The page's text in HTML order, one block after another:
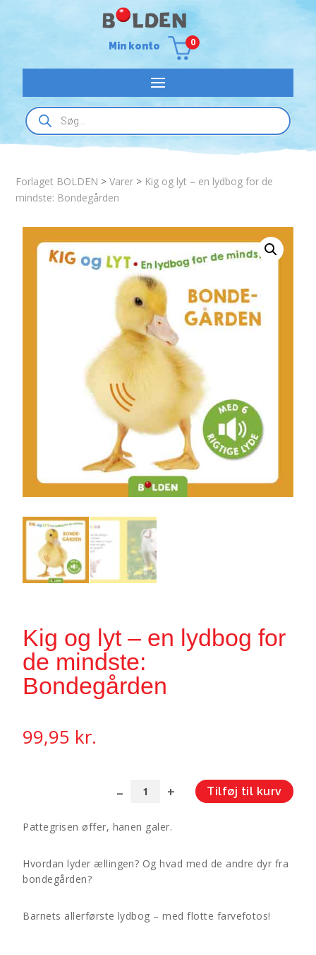
Min konto 0
Products
search
Forlaget BOLDEN >Varer > Kig og lyt – en lydbog for de
mindste: Bondegården
Kig og lyt – en lydbog for
de mindste:
Bondegården
99,95 kr.
en
de
Tilføj til kurv
A
Pattegrisen øffer, hanen galer.
Hvordan lyder ællingen? Og hvad med de andre dyr fra
bondegården?
Barnets allerførste lydbog – med flotte farvefotos!